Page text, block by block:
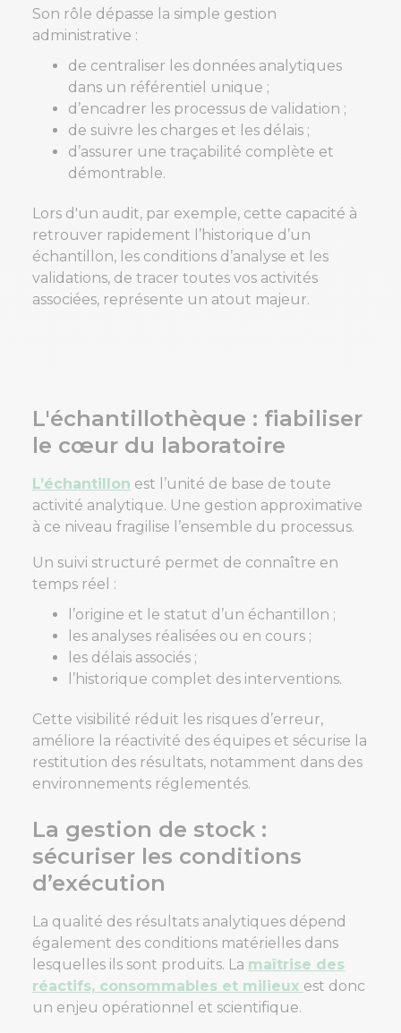
Son rôle dépasse la simple gestion
administrative :
de centraliser les données analytiques
dans un référentiel unique ;
d’encadrer les processus de validation ;
de suivre les charges et les délais ;
d’assurer une traçabilité complète et
démontrable.
Lors d'un audit, par exemple, cette capacité à
retrouver rapidement l’historique d’un
échantillon, les conditions d’analyse et les
validations, de tracer toutes vos activités
associées, représente un atout majeur.
L'échantillothèque : fiabiliser
le cœur du laboratoire
L’échantillon est l’unité de base de toute
activité analytique. Une gestion approximative
à ce niveau fragilise l’ensemble du processus.
Un suivi structuré permet de connaître en
temps réel :
l’origine et le statut d’un échantillon ;
les analyses réalisées ou en cours ;
les délais associés ;
l’historique complet des interventions.
Cette visibilité réduit les risques d’erreur,
améliore la réactivité des équipes et sécurise la
restitution des résultats, notamment dans des
environnements réglementés.
La gestion de stock :
sécuriser les conditions
d’exécution
La qualité des résultats analytiques dépend
également des conditions matérielles dans
lesquelles ils sont produits. La maîtrise des
réactifs, consommables et milieux est donc
un enjeu opérationnel et scientifique.